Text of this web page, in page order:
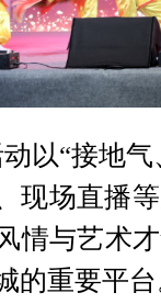
以“接地
现场直播
情与艺术
的重要平